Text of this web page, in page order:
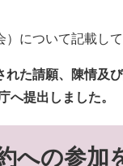
について記載して
れた請願、陳情及
へ提出しました。
への参加